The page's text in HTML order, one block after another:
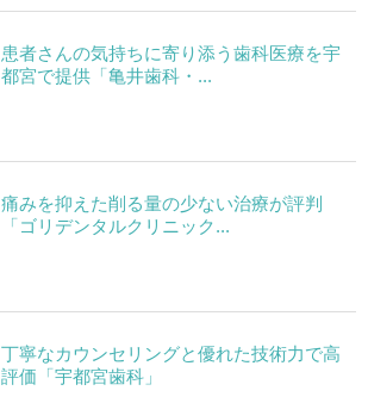
患者さんの気持ちに寄り添う歯科医療を宇
都宮で提供「亀井歯科・...
痛みを抑えた削る量の少ない治療が評判
「ゴリデンタルクリニック...
丁寧なカウンセリングと優れた技術力で高
評価「宇都宮歯科」